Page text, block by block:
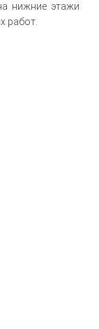
нижние этажи
работ.